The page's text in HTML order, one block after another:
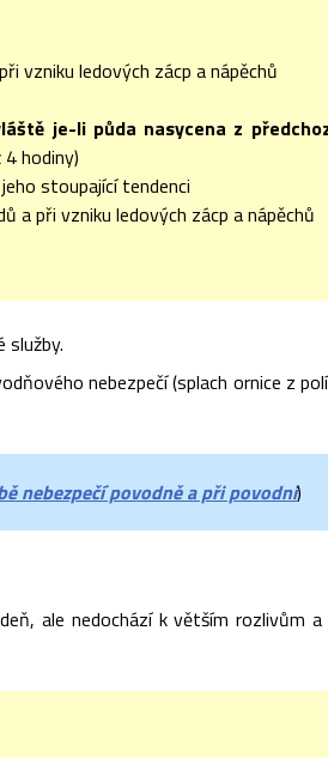
vzniku ledových zácp a nápěchů
je-li půda nasycena z
4 hodiny)
stoupající tendenci
a při vzniku ledových zácp a nápěchů
nebezpečí (splach ornice z
nebezpečí povodně a při povodni)
ale nedochází k větším rozlivům